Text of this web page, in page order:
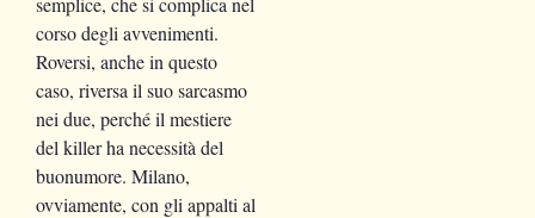
corso degli avvenimenti.
Roversi, anche in questo
caso, riversa il suo sarcasmo
nei due, perché il mestiere
del killer ha necessità del
buonumore. Milano,
ovviamente, con gli appalti al